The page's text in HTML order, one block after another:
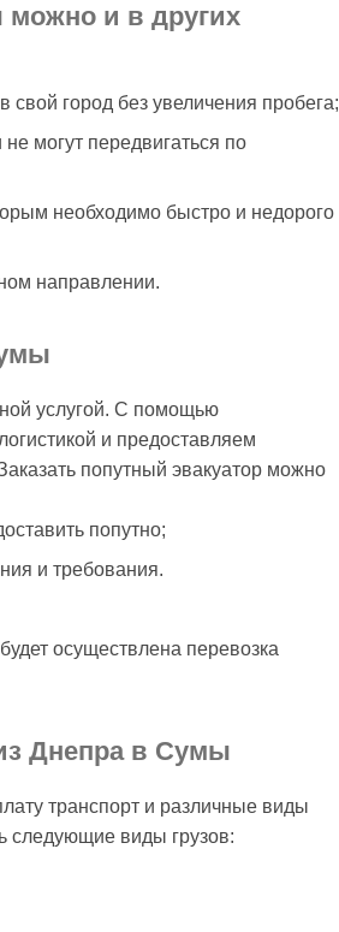
и в других
свой город без увеличения пробега;
могут передвигаться по
необходимо быстро и недорого
направлении.
услугой. С помощью
и предоставляем
попутный эвакуатор можно
попутно;
и требования.
осуществлена перевозка
Днепра в Сумы
транспорт и различные виды
следующие виды грузов: